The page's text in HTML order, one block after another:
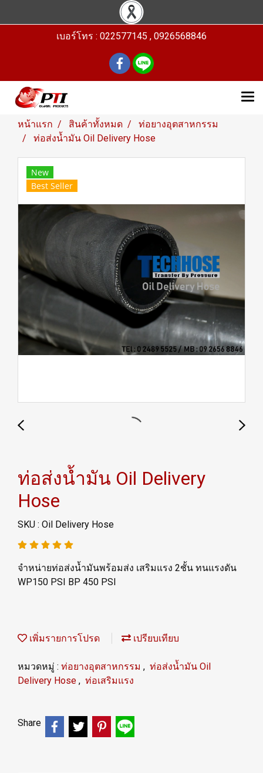
เบอร์โทร : 022577145 , 0926568846
หน้าแรก สินค้าทั้งหมด
ท่อยางอุตสาหกรรม
ท่อส่งน้ำมัน Oil Delivery Hose
New
Best Seller
ท่อส่งน้ำมัน Oil Delivery
Hose
SKU : Oil Delivery Hose
จำหน่ายท่อส่งน้ำมันพร้อมส่ง เสริมแรง 2ชั้น ทนแรงดัน
WP150 PSI BP 450 PSI
เพิ่มรายการโปรด เปรียบเทียบ
หมวดหมู่ : ท่อยางอุตสาหกรรม , ท่อส่งน้ำมัน Oil
Delivery Hose , ท่อเสริมแรง
Share